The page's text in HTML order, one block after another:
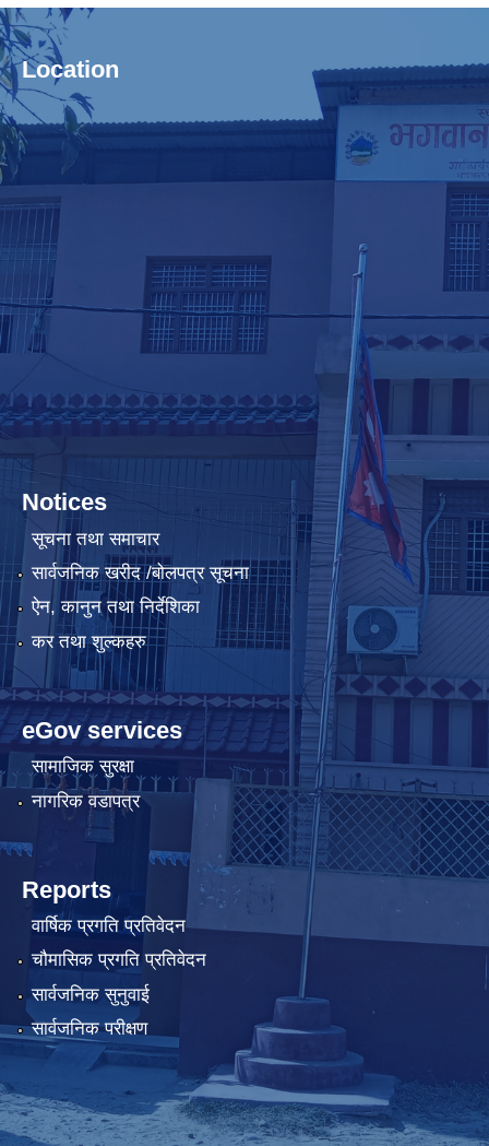
Location
Notices
सूचना तथा समाचार
सार्वजनिक खरीद /बोलपत्र सूचना
ऐन, कानुन तथा निर्देशिका
कर तथा शुल्कहरु
eGov services
सामाजिक सुरक्षा
नागरिक वडापत्र
Reports
वार्षिक प्रगति प्रतिवेदन
चौमासिक प्रगति प्रतिवेदन
सार्वजनिक सुनुवाई
सार्वजनिक परीक्षण